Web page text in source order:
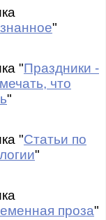
"
"Праздники -
что
"
"Статьи по
"
проза"